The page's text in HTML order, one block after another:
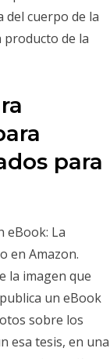
cuerpo de la
producto de la
para
eBook: La
en Amazon.
la imagen que
un eBook
sobre los
esa tesis, en una